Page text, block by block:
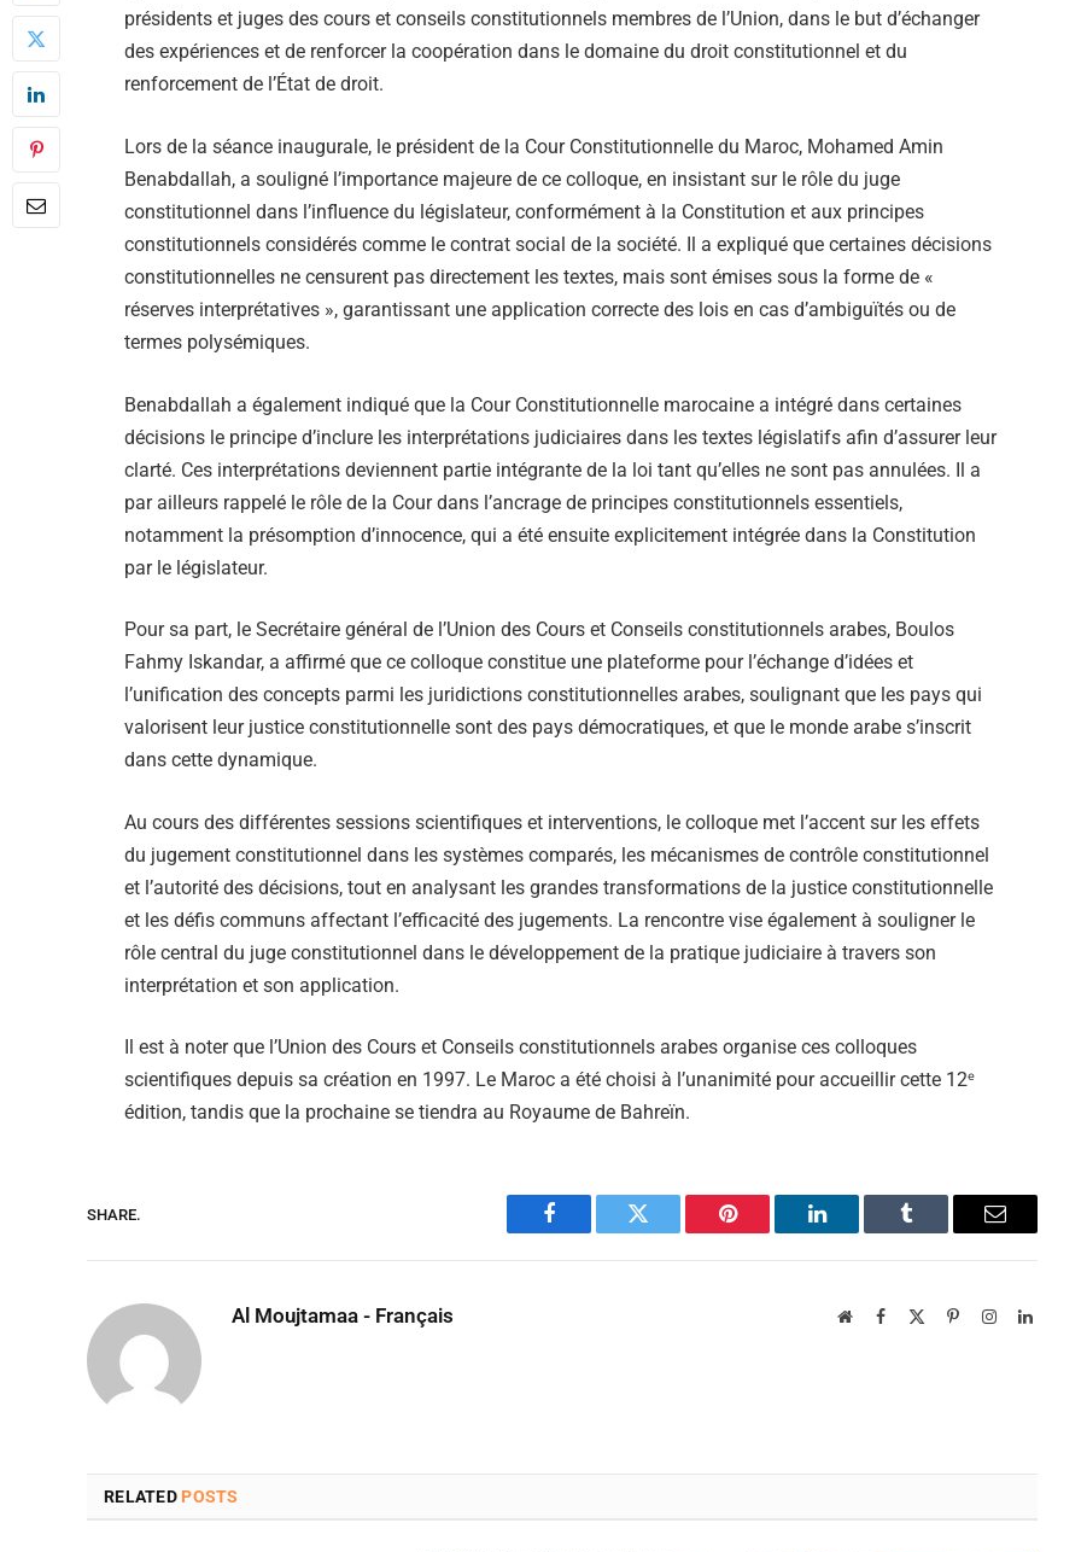
présidents et juges des cours et conseils constitutionnels membres de l’Union, dans le but d’échanger
des expériences et de renforcer la coopération dans le domaine du droit constitutionnel et du
renforcement de l’État de droit.
Lors de la séance inaugurale, le président de la Cour Constitutionnelle du Maroc, Mohamed Amin
Benabdallah, a souligné l’importance majeure de ce colloque, en insistant sur le rôle du juge
constitutionnel dans l’influence du législateur, conformément à la Constitution et aux principes
constitutionnels considérés comme le contrat social de la société. Il a expliqué que certaines décisions
constitutionnelles ne censurent pas directement les textes, mais sont émises sous la forme de «
réserves interprétatives », garantissant une application correcte des lois en cas d’ambiguïtés ou de
termes polysémiques.
Benabdallah a également indiqué que la Cour Constitutionnelle marocaine a intégré dans certaines
décisions le principe d’inclure les interprétations judiciaires dans les textes législatifs afin d’assurer leur
clarté. Ces interprétations deviennent partie intégrante de la loi tant qu’elles ne sont pas annulées. Il a
par ailleurs rappelé le rôle de la Cour dans l’ancrage de principes constitutionnels essentiels,
notamment la présomption d’innocence, qui a été ensuite explicitement intégrée dans la Constitution
par le législateur.
Pour sa part, le Secrétaire général de l’Union des Cours et Conseils constitutionnels arabes, Boulos
Fahmy Iskandar, a affirmé que ce colloque constitue une plateforme pour l’échange d’idées et
l’unification des concepts parmi les juridictions constitutionnelles arabes, soulignant que les pays qui
valorisent leur justice constitutionnelle sont des pays démocratiques, et que le monde arabe s’inscrit
dans cette dynamique.
Au cours des différentes sessions scientifiques et interventions, le colloque met l’accent sur les effets
du jugement constitutionnel dans les systèmes comparés, les mécanismes de contrôle constitutionnel
et l’autorité des décisions, tout en analysant les grandes transformations de la justice constitutionnelle
et les défis communs affectant l’efficacité des jugements. La rencontre vise également à souligner le
rôle central du juge constitutionnel dans le développement de la pratique judiciaire à travers son
interprétation et son application.
Il est à noter que l’Union des Cours et Conseils constitutionnels arabes organise ces colloques
scientifiques depuis sa création en 1997. Le Maroc a été choisi à l’unanimité pour accueillir cette 12ᵉ
édition, tandis que la prochaine se tiendra au Royaume de Bahreïn.
SHARE.
Facebook Twitter Pinterest LinkedIn Tumblr Email
Al Moujtamaa - Français WebsiteFacebook PinterestInstagramLinkedIn
RELATED POSTS